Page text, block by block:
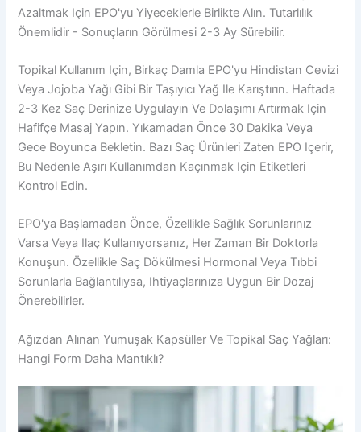
Azaltmak Için EPO'yu Yiyeceklerle Birlikte Alın. Tutarlılık
Önemlidir - Sonuçların Görülmesi 2-3 Ay Sürebilir.
Topikal Kullanım Için, Birkaç Damla EPO'yu Hindistan Cevizi
Veya Jojoba Yağı Gibi Bir Taşıyıcı Yağ Ile Karıştırın. Haftada
2-3 Kez Saç Derinize Uygulayın Ve Dolaşımı Artırmak Için
Hafifçe Masaj Yapın. Yıkamadan Önce 30 Dakika Veya
Gece Boyunca Bekletin. Bazı Saç Ürünleri Zaten EPO Içerir,
Bu Nedenle Aşırı Kullanımdan Kaçınmak Için Etiketleri
Kontrol Edin.
EPO'ya Başlamadan Önce, Özellikle Sağlık Sorunlarınız
Varsa Veya Ilaç Kullanıyorsanız, Her Zaman Bir Doktorla
Konuşun. Özellikle Saç Dökülmesi Hormonal Veya Tıbbi
Sorunlarla Bağlantılıysa, Ihtiyaçlarınıza Uygun Bir Dozaj
Önerebilirler.
Ağızdan Alınan Yumuşak Kapsüller Ve Topikal Saç Yağları:
Hangi Form Daha Mantıklı?